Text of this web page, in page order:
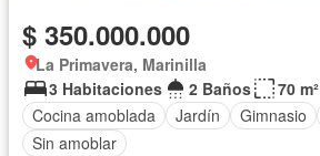
$ 350.000.000
La Primavera, Marinilla
3 Habitaciones
2 Baños
70 m²
Cocina amoblada
Jardín Gimnasio
Sin amoblar